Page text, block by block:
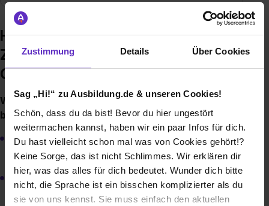
Zustimmung Details Über Cookies
Sag „Hi!“ zu Ausbildung.de & unseren Cookies!
Schön, dass du da bist! Bevor du hier ungestört
weitermachen kannst, haben wir ein paar Infos für dich.
Du hast vielleicht schon mal was von Cookies gehört!?
Keine Sorge, das ist nicht Schlimmes. Wir erklären dir
hier, was das alles für dich bedeutet. Wunder dich bitte
nicht, die Sprache ist ein bisschen komplizierter als du
sie von uns kennst. Sie muss einfach den aktuellen
Häufige Fragen zur Ausbildung –
Zeller Kälte- und Klimatechnik
GmbH
Welche Ausbildungen/Dualen Studiengänge
bieten Sie an?
Ausbildung zum Mechatroniker für Klima- und
Kältetechnik (m/w/d)
Ausbildung zur Kauffrau / zum Kaufmann für
Büromanagement (m/w/d)